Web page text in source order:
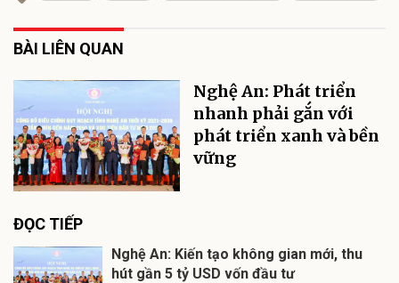
BÀI LIÊN QUAN
Nghệ An: Phát triển
nhanh phải gắn với
phát triển xanh và bền
vững
ĐỌC TIẾP
Nghệ An: Kiến tạo không gian mới, thu
hút gần 5 tỷ USD vốn đầu tư